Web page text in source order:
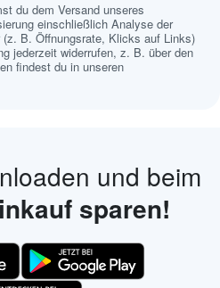
du dem Versand unseres
einschließlich Analyse der
B. Öffnungsrate, Klicks auf Links)
jederzeit widerrufen, z. B. über den
findest du in unseren
und beim
sparen!